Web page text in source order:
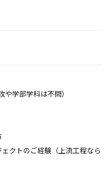
学部学科は不問）
クトのご経験（上流工程なら